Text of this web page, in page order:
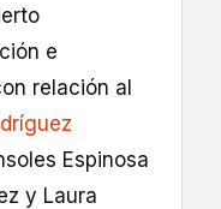
e
relación al
Espinosa
y Laura